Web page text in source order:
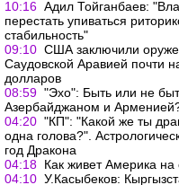
10:16 Адил Тойганбаев:
перестать упиваться
стабильность"
09:10 США заключили
Саудовской Аравией почти
долларов
08:59 "Эхо": Быть или не
Азербайджаном и
04:20 "КП": "Какой же ты
одна голова?".
год Дракона
04:18 Как живет Америка
04:10 У.Касыбеков: